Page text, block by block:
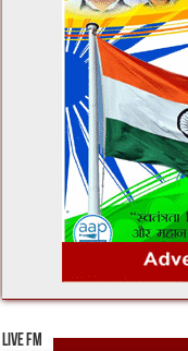
LIVE FM